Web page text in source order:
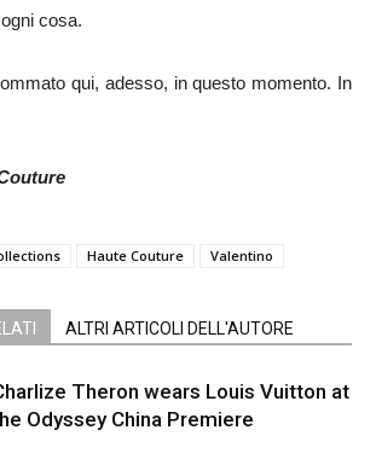
cosa.
qui, adesso, in questo momento. In
Haute Couture Valentino
ALTRI ARTICOLI DELL'AUTORE
Theron wears Louis Vuitton at
Odyssey China Premiere